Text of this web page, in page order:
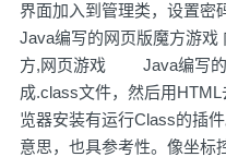
界面加入到管理类，设置密
Java编写的网页版魔方游戏
方,网页游戏 Java编写的
成.class文件，然后用
览器安装有运行Class的插
意思，也具参考性。像坐标